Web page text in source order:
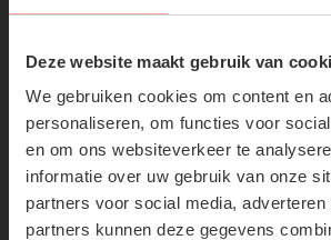
Deze website maakt gebruik van
We gebruiken cookies om content en
personaliseren, om functies voor
en om ons websiteverkeer te
informatie over uw gebruik van onze
partners voor social media,
partners kunnen deze gegevens
SUBSCRIBE NOW &
10% OFF YOUR FIRST
ORDER!
Don't miss out on our trendy new
SHOP THE